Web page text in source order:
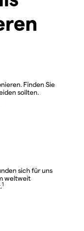
Finden Sie
sollten.
sich für uns
weltweit
1